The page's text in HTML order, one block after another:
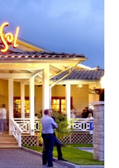
DA
SV
FR
PT
TR
RU